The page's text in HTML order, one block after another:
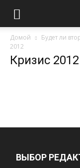
Домой Будет ли
2012
Кризис 2012
ВЫБОР